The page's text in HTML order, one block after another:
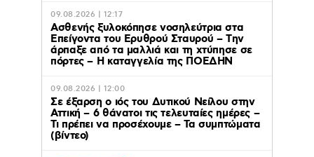
09.08.2026 | 12:17
Ασθενής ξυλοκόπησε νοσηλεύτρια στα
Επείγοντα του Ερυθρού Σταυρού – Tην
άρπαξε από τα μαλλιά και τη χτύπησε σε
πόρτες – Η καταγγελία της ΠΟΕΔΗΝ
09.08.2026 | 12:00
Σε έξαρση ο ιός του Δυτικού Νείλου στην
Αττική – 6 θάνατοι τις τελευταίες ημέρες –
Τι πρέπει να προσέχουμε – Τα συμπτώματα
(βίντεο)